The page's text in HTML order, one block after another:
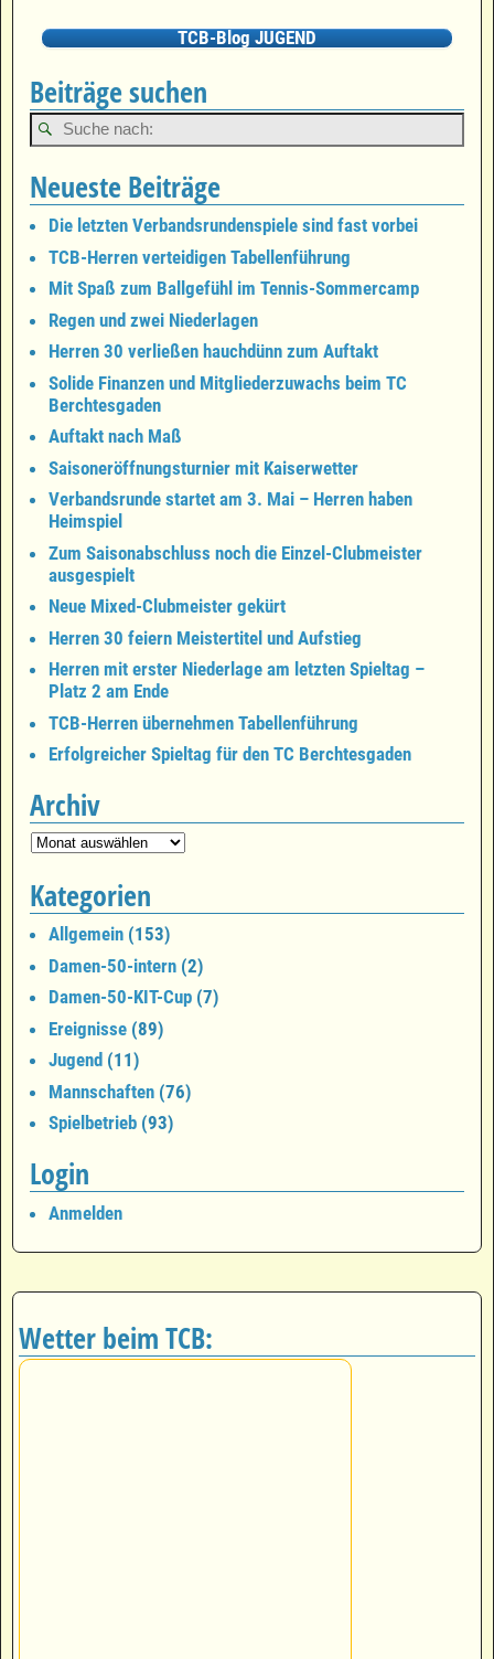
TCB-Blog JUGEND
Beiträge suchen
Neueste Beiträge
Die letzten Verbandsrundenspiele sind fast vorbei
TCB-Herren verteidigen Tabellenführung
Mit Spaß zum Ballgefühl im Tennis-Sommercamp
Regen und zwei Niederlagen
Herren 30 verließen hauchdünn zum Auftakt
Solide Finanzen und Mitgliederzuwachs beim TC
Berchtesgaden
Auftakt nach Maß
Saisoneröffnungsturnier mit Kaiserwetter
Verbandsrunde startet am 3. Mai – Herren haben
Heimspiel
Zum Saisonabschluss noch die Einzel-Clubmeister
ausgespielt
Neue Mixed-Clubmeister gekürt
Herren 30 feiern Meistertitel und Aufstieg
Herren mit erster Niederlage am letzten Spieltag –
Platz 2 am Ende
TCB-Herren übernehmen Tabellenführung
Erfolgreicher Spieltag für den TC Berchtesgaden
Archiv
Kategorien
Allgemein (153)
Damen-50-intern (2)
Damen-50-KIT-Cup (7)
Ereignisse (89)
Jugend (11)
Mannschaften (76)
Spielbetrieb (93)
Login
Anmelden
Wetter beim TCB: